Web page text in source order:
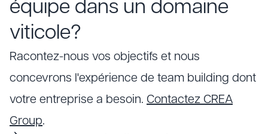
équipe dans un domaine
viticole?
Racontez-nous vos objectifs et nous
concevrons l'expérience de team building dont
votre entreprise a besoin. Contactez CREA
Group.